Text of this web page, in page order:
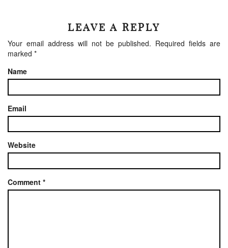
LEAVE A REPLY
Your email address will not be published. Required fields are
marked *
Name
Email
Website
Comment *